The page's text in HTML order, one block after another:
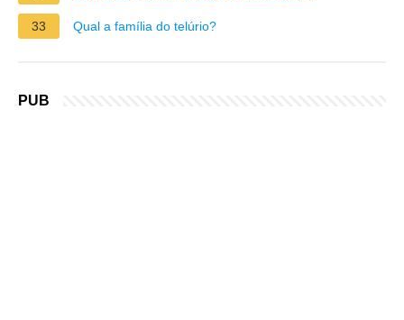
33 Qual a família do telúrio?
PUB